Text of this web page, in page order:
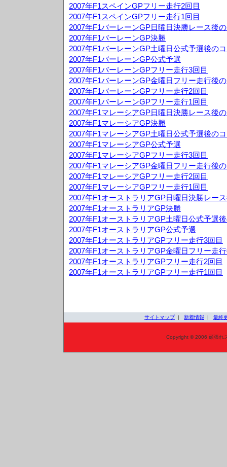
2007年F1スペインGPフリー走行2回目
2007年F1スペインGPフリー走行1回目
2007年F1バーレーンGP日曜日決勝レース後
2007年F1バーレーンGP決勝
2007年F1バーレーンGP土曜日公式予選後の
2007年F1バーレーンGP公式予選
2007年F1バーレーンGPフリー走行3回目
2007年F1バーレーンGP金曜日フリー走行後
2007年F1バーレーンGPフリー走行2回目
2007年F1バーレーンGPフリー走行1回目
2007年F1マレーシアGP日曜日決勝レース後
2007年F1マレーシアGP決勝
2007年F1マレーシアGP土曜日公式予選後の
2007年F1マレーシアGP公式予選
2007年F1マレーシアGPフリー走行3回目
2007年F1マレーシアGP金曜日フリー走行後
2007年F1マレーシアGPフリー走行2回目
2007年F1マレーシアGPフリー走行1回目
2007年F1オーストラリアGP日曜日決勝レー
2007年F1オーストラリアGP決勝
2007年F1オーストラリアGP土曜日公式予選
2007年F1オーストラリアGP公式予選
2007年F1オーストラリアGPフリー走行3回目
2007年F1オーストラリアGP金曜日フリー走
2007年F1オーストラリアGPフリー走行2回目
2007年F1オーストラリアGPフリー走行1回目
サイトマップ| 新着情報 | 最終
Copyright © 2006 頑張れ